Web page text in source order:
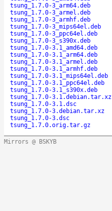
tsung_1.7.0-3_arm64.deb
tsung_1.7.0-3_armel.deb
tsung_1.7.0-3_armhf.deb
tsung_1.7.0-3_mips64el.deb
tsung_1.7.0-3_ppc64el.deb
tsung_1.7.0-3_s390x.deb
tsung_1.7.0-3.1_amd64.deb
tsung_1.7.0-3.1_arm64.deb
tsung_1.7.0-3.1_armel.deb
tsung_1.7.0-3.1_armhf.deb
tsung_1.7.0-3.1_mips64el.deb
tsung_1.7.0-3.1_ppc64el.deb
tsung_1.7.0-3.1_s390x.deb
tsung_1.7.0-3.1.debian.tar.xz
tsung_1.7.0-3.1.dsc
tsung_1.7.0-3.debian.tar.xz
tsung_1.7.0-3.dsc
tsung_1.7.0.orig.tar.gz
Mirrors @ BSKYB